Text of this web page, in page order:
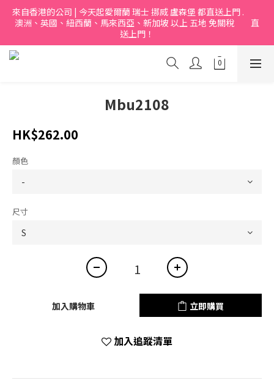
來自香港的公司 | 今天起愛爾蘭 瑞士 挪烕 盧森堡 都直送上門 .
澳洲、英國、紐西蘭、馬來西亞、新加坡 以上 五地 免關稅         直
送上門！
Mbu2108
HK$262.00
顏色
尺寸
加入購物車 立即購買
加入追蹤清單